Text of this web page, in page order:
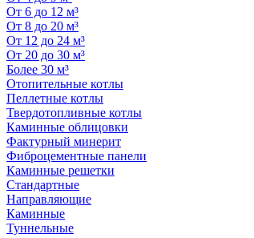
От 6 до 12 м³
От 8 до 20 м³
От 12 до 24 м³
От 20 до 30 м³
Более 30 м³
Отопительные котлы
Пеллетные котлы
Твердотопливные котлы
Каминные облицовки
Фактурный минерит
Фиброцементные панели
Каминные решетки
Стандартные
Направляющие
Каминные
Туннельные